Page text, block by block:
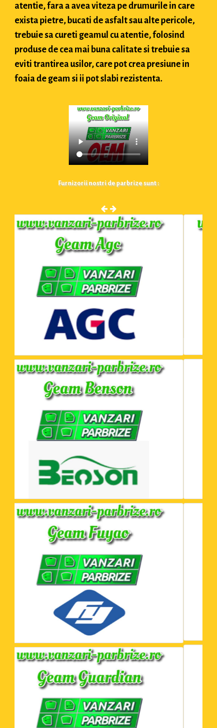
atentie, fara a avea viteza pe drumurile in care
exista pietre, bucati de asfalt sau alte pericole,
trebuie sa cureti geamul cu atentie, folosind
produse de cea mai buna calitate si trebuie sa
eviti trantirea usilor, care pot crea presiune in
foaia de geam si ii pot slabi rezistenta.
Furnizorii nostri de parbrize sunt :